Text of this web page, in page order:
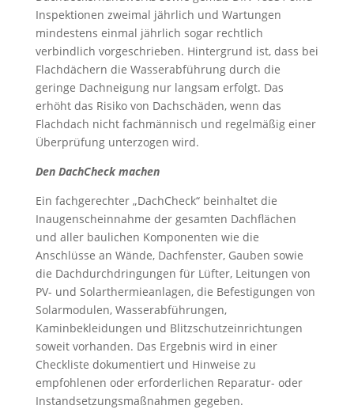
Inspektionen zweimal jährlich und Wartungen
mindestens einmal jährlich sogar rechtlich
verbindlich vorgeschrieben. Hintergrund ist, dass bei
Flachdächern die Wasserabführung durch die
geringe Dachneigung nur langsam erfolgt. Das
erhöht das Risiko von Dachschäden, wenn das
Flachdach nicht fachmännisch und regelmäßig einer
Überprüfung unterzogen wird.
Den DachCheck machen
Ein fachgerechter „DachCheck“ beinhaltet die
Inaugenscheinnahme der gesamten Dachflächen
und aller baulichen Komponenten wie die
Anschlüsse an Wände, Dachfenster, Gauben sowie
die Dachdurchdringungen für Lüfter, Leitungen von
PV- und Solarthermieanlagen, die Befestigungen von
Solarmodulen, Wasserabführungen,
Kaminbekleidungen und Blitzschutzeinrichtungen
soweit vorhanden. Das Ergebnis wird in einer
Checkliste dokumentiert und Hinweise zu
empfohlenen oder erforderlichen Reparatur- oder
Instandsetzungsmaßnahmen gegeben.